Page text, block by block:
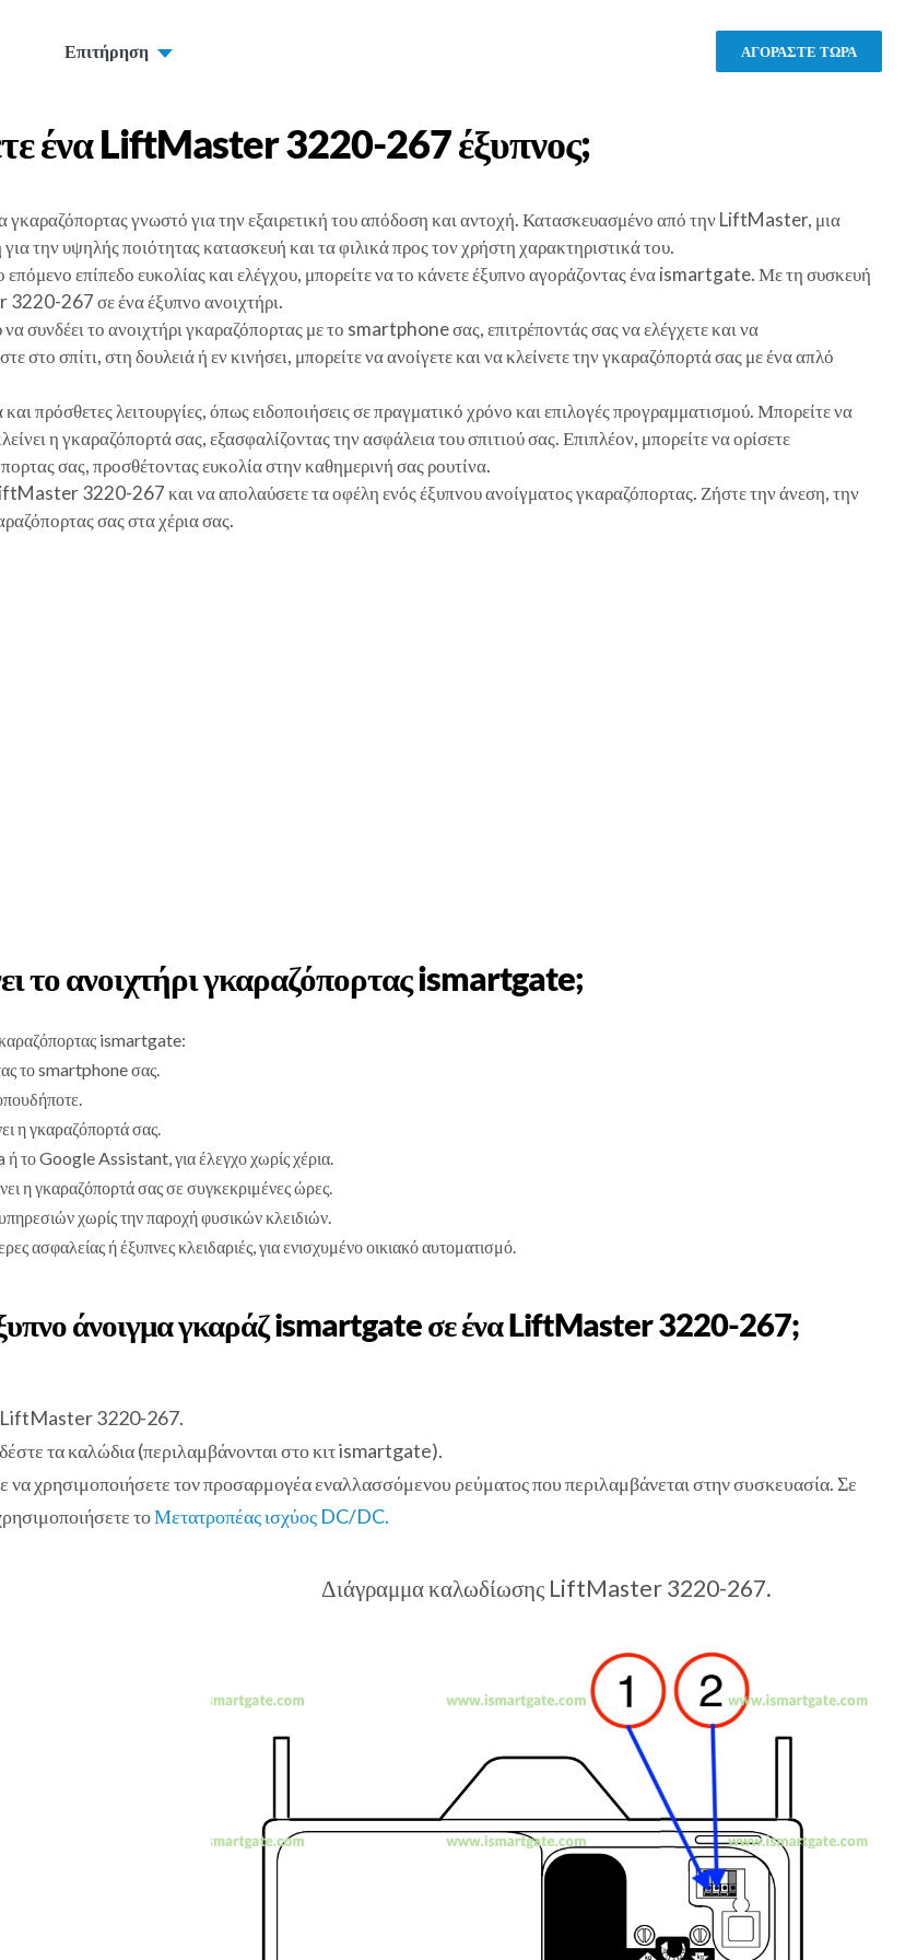
Επιτήρηση ΑΓΟΡΑΣΤΕ ΤΩΡΑ
έναLiftMaster 3220-267έξυπνος;
γνωστό για την εξαιρετική του απόδοση και αντοχή. Κατασκευασμένο από την LiftMaster, μια
την υψηλής ποιότητας κατασκευή και τα φιλικά προς τον χρήστη χαρακτηριστικά του.
επίπεδο ευκολίας και ελέγχου, μπορείτε να το κάνετε έξυπνο αγοράζοντας ένα ismartgate. Με τη συσκευή
267 σε ένα έξυπνο ανοιχτήρι.
συνδέει το ανοιχτήρι γκαραζόπορτας με το smartphone σας, επιτρέποντάς σας να ελέγχετε και να
σπίτι, στη δουλειά ή εν κινήσει, μπορείτε να ανοίγετε και να κλείνετε την γκαραζόπορτά σας με ένα απλό
πρόσθετες λειτουργίες, όπως ειδοποιήσεις σε πραγματικό χρόνο και επιλογές προγραμματισμού. Μπορείτε να
η γκαραζόπορτά σας, εξασφαλίζοντας την ασφάλεια του σπιτιού σας. Επιπλέον, μπορείτε να ορίσετε
σας, προσθέτοντας ευκολία στην καθημερινή σας ρουτίνα.
3220-267 και να απολαύσετε τα οφέλη ενός έξυπνου ανοίγματος γκαραζόπορτας. Ζήστε την άνεση, την
σας στα χέρια σας.
το ανοιχτήρι γκαραζόπορτας ismartgate;
ismartgate:
το smartphone σας.
η γκαραζόπορτά σας.
Google Assistant, για έλεγχο χωρίς χέρια.
η γκαραζόπορτά σας σε συγκεκριμένες ώρες.
χωρίς την παροχή φυσικών κλειδιών.
ασφαλείας ή έξυπνες κλειδαριές, για ενισχυμένο οικιακό αυτοματισμό.
άνοιγμα γκαράζ ismartgate σε ένα LiftMaster 3220-267;
LiftMaster 3220-267.
τα καλώδια (περιλαμβάνονται στο κιτ ismartgate).
χρησιμοποιήσετε τον προσαρμογέα εναλλασσόμενου ρεύματος που περιλαμβάνεται στην συσκευασία. Σε
τοΜετατροπέας ισχύος DC/DC.
Διάγραμμα καλωδίωσης LiftMaster 3220-267.